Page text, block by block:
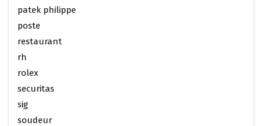
patek philippe
poste
restaurant
rh
rolex
securitas
sig
soudeur